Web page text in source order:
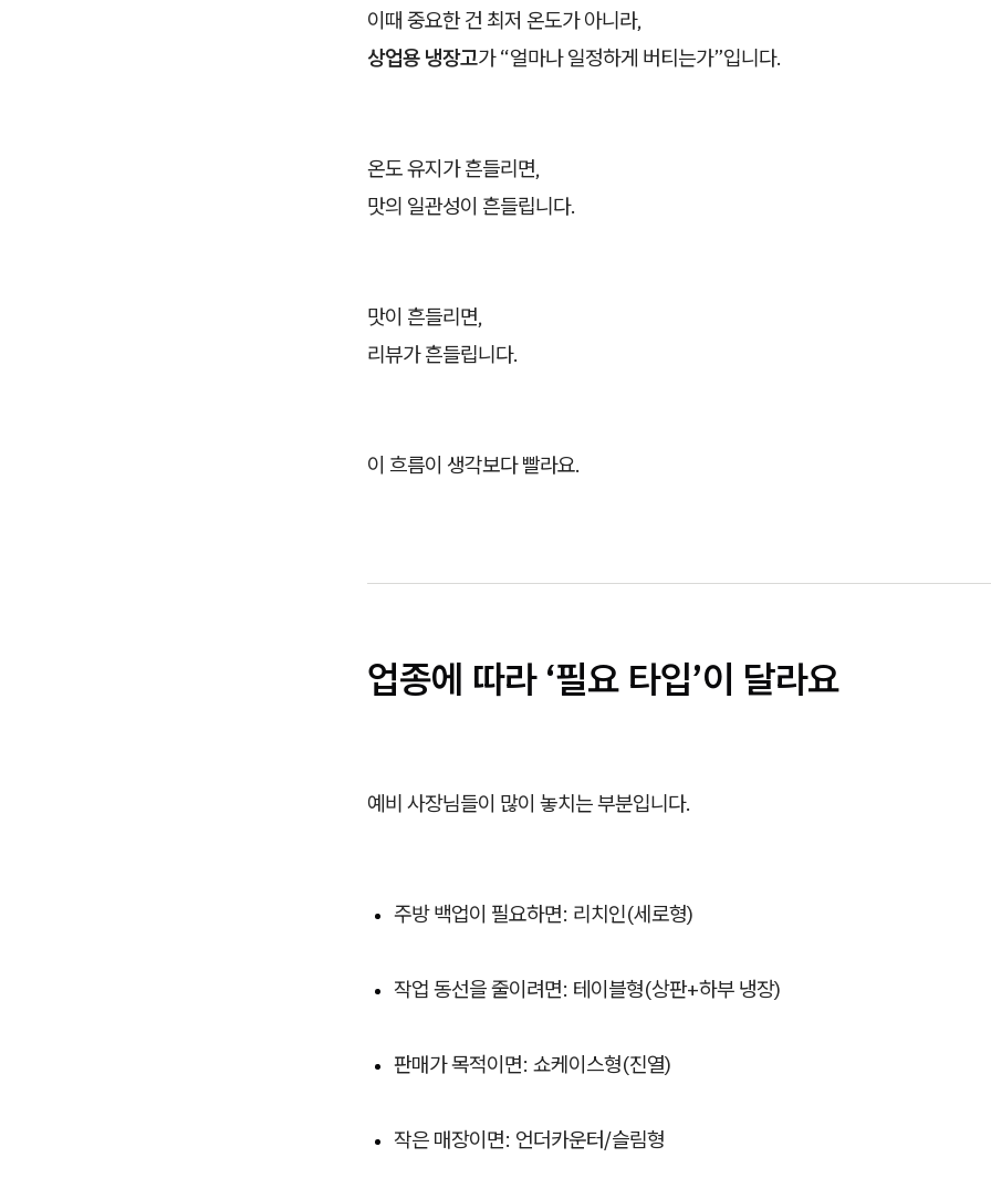
이때 중요한 건 최저 온도가 아니라,
상업용 냉장고가 “얼마나 일정하게 버티는가”입니다.
온도 유지가 흔들리면,
맛의 일관성이 흔들립니다.
맛이 흔들리면,
리뷰가 흔들립니다.
이 흐름이 생각보다 빨라요.
업종에 따라 ‘필요 타입’이 달라요
예비 사장님들이 많이 놓치는 부분입니다.
주방 백업이 필요하면: 리치인(세로형)
작업 동선을 줄이려면: 테이블형(상판+하부 냉장)
판매가 목적이면: 쇼케이스형(진열)
작은 매장이면: 언더카운터/슬림형